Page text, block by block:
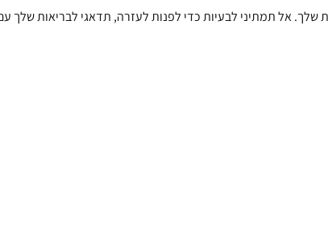
אל תמתיני לבעיות כדי לפנות לעזרה, תדאגי לבריאות שלך